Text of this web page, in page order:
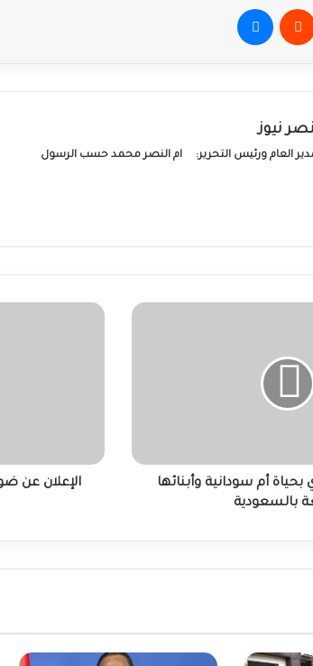
نيوز
العام ورئيس التحرير: ام النصر محمد حسب الرسول
أم سودانية وأبنائها
بالسعودية
الإعلان
الإعلان عن